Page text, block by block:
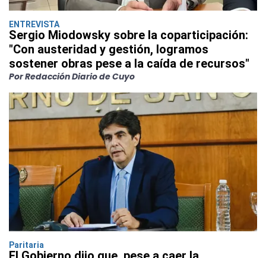
ENTREVISTA
Sergio Miodowsky sobre la coparticipación:
"Con austeridad y gestión, logramos
sostener obras pese a la caída de recursos"
Por Redacción Diario de Cuyo
Paritaria